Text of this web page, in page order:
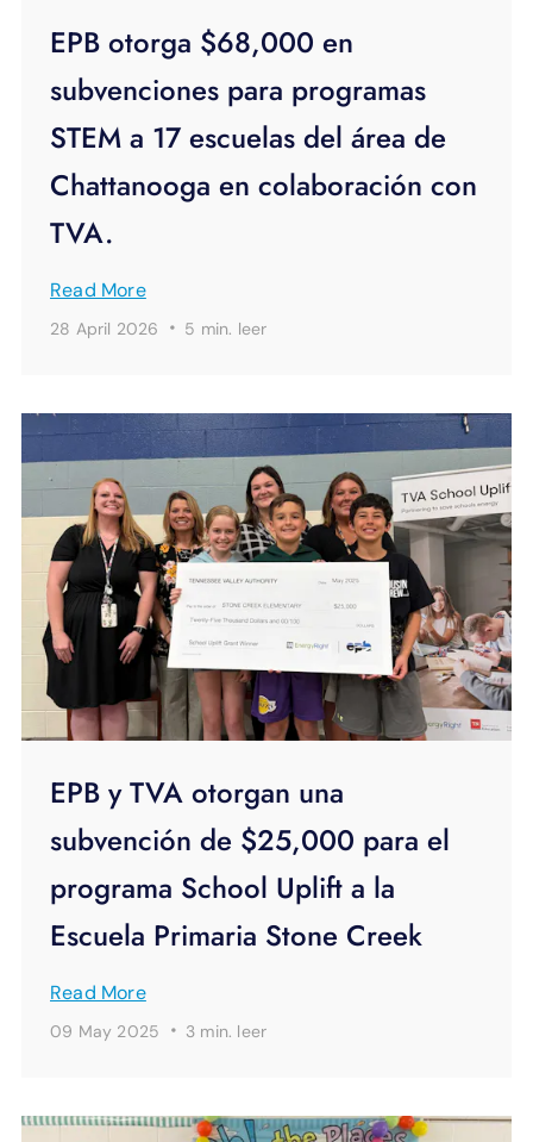
EPB otorga $68,000 en
subvenciones para programas
STEM a 17 escuelas del área de
Chattanooga en colaboración con
TVA.
Read More
28 April 2026 · 5 min. leer
EPB y TVA otorgan una
subvención de $25,000 para el
programa School Uplift a la
Escuela Primaria Stone Creek
Read More
09 May 2025 · 3 min. leer